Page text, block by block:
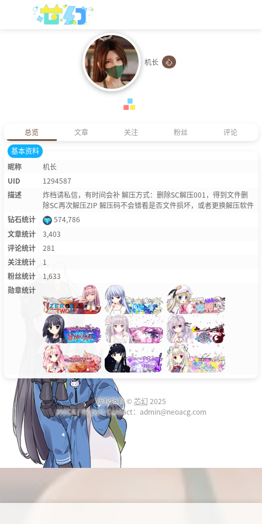
机长 心
总览 文章 关注 粉丝
评论
基本资料
昵称
机长
UID
1294587
描述
炸档请私信，有时间会补 解压方式：删除SC解压001，得到文件删
除SC再次解压ZIP 解压码不会错看是否文件损坏，或者更换解压软件
钻石统计
574,786
文章统计
3,403
评论统计
281
关注统计
1
粉丝统计
1,633
勋章统计
版权所有 © 芯幻 2025
DMCA / Report Contact：admin@neoacg.com